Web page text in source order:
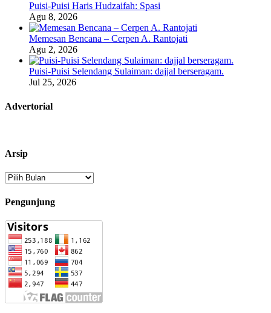
Puisi-Puisi Haris Hudzaifah: Spasi
Agu 8, 2026
Memesan Bencana – Cerpen A. Rantojati
Agu 2, 2026
Puisi-Puisi Selendang Sulaiman: dajjal berseragam.
Jul 25, 2026
Advertorial
Arsip
Arsip
Pengunjung